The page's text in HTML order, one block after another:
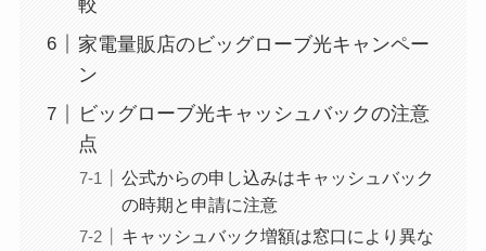
家電量販店のビッグローブ光キャンペー
ン
ビッグローブ光キャッシュバックの注意
点
公式からの申し込みはキャッシュバック
の時期と申請に注意
キャッシュバック増額は窓口により異な